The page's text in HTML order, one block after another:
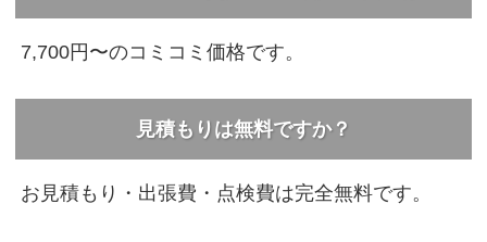
7,700円〜のコミコミ価格です。
見積もりは無料ですか？
お見積もり・出張費・点検費は完全無料です。